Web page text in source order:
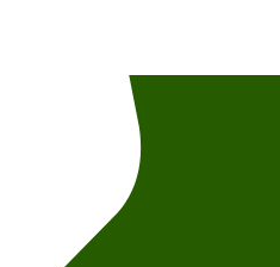
av fototillatelse og
salen på Litteraturhuset, lokalisert